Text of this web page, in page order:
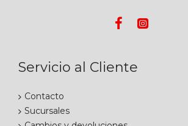
Servicio al Cliente
Contacto
Sucursales